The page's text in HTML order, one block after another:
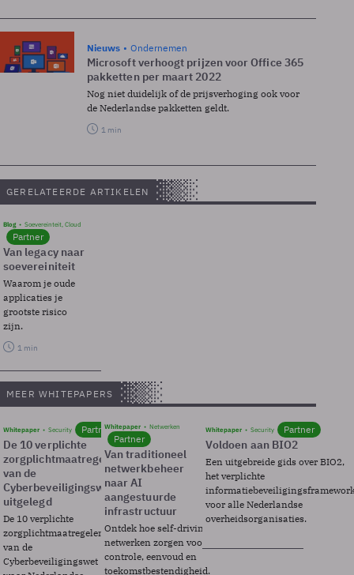
Nieuws Ondernemen
Microsoft verhoogt prijzen voor Office 365
pakketten per maart 2022
Nog niet duidelijk of de prijsverhoging ook voor
de Nederlandse pakketten geldt.
1 min
GERELATEERDE ARTIKELEN
Blog Soevereinteit, Cloud
Partner
Van legacy naar
soevereiniteit
Waarom je oude
applicaties je
grootste risico
zijn.
1 min
MEER WHITEPAPERS
Whitepaper Security Partner
De 10 verplichte
zorgplichtmaatregelen
van de
Cyberbeveiligingswet
uitgelegd
De 10 verplichte
zorgplichtmaatregelen
van de
Cyberbeveiligingswet
Whitepaper Netwerken
Partner
Van traditioneel
netwerkbeheer
naar AI
aangestuurde
infrastructuur
Ontdek hoe self-driving
netwerken zorgen voor
controle, eenvoud en
toekomstbestendigheid.
Whitepaper Security Partner
Voldoen aan BIO2
Een uitgebreide gids over BIO2,
het verplichte
voor alle Nederlandse
overheidsorganisaties.